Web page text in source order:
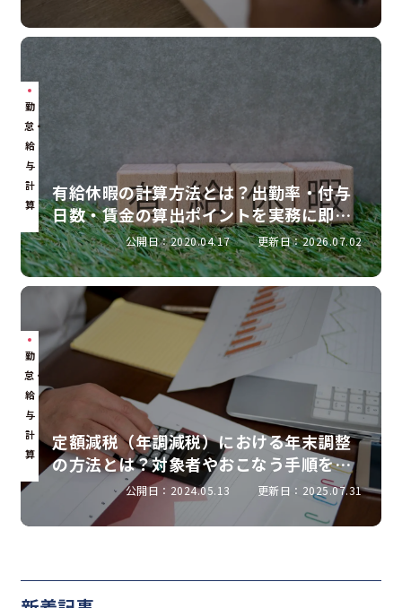
勤
怠・
給
与
計
算
有給休暇の計算方法とは？出勤率・付与
日数・賃金の算出ポイントを実務に即し
て解説
公開日：2020.04.17 更新日：2026.07.02
勤
怠・
給
与
計
算
定額減税（年調減税）における年末調整
の方法とは？対象者やおこなう手順を解
公開日：2024.05.13 更新日：2025.07.31